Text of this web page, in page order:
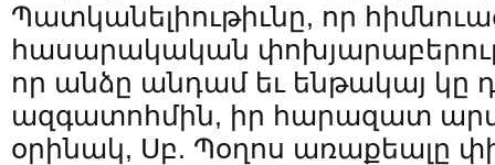
Պատկանելիութիւնը, որ
հասարակական
որ անձը անդամ եւ ենթակայ կը
ազգատոհմին, իր հարազատ
օրինակ, Սբ. Պօղոս առաքեալը